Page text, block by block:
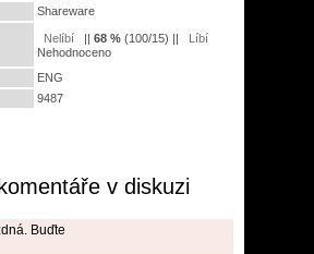
Shareware
|| 68 % (100/15) ||
Nehodnoceno
ENG
9487
v diskuzi
Buďte